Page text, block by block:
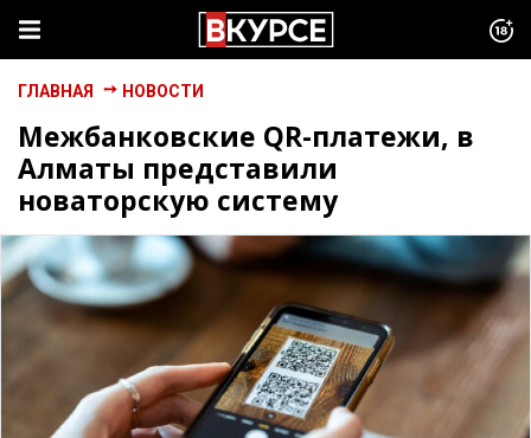
ГЛАВНАЯ НОВОСТИ
Межбанковские QR-платежи, в
Алматы представили
новаторскую систему